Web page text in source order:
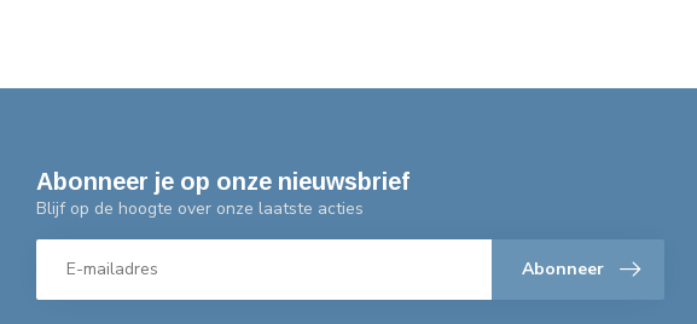
Abonneer je op onze nieuwsbrief
Blijf op de hoogte over onze laatste acties
Abonneer